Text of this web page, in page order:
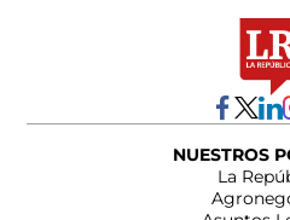
NUESTROS
La